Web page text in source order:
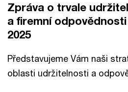
Zpráva o trvale
a firemní
2025
Představujeme Vám naši
oblasti udržitelnosti a